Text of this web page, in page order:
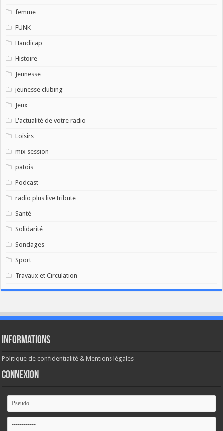
femme
FUNK
Handicap
Histoire
Jeunesse
jeunesse clubing
Jeux
L'actualité de votre radio
Loisirs
mix session
patois
Podcast
radio plus live tribute
Santé
Solidarité
Sondages
Sport
Travaux et Circulation
Informations
Politique de confidentialité & Mentions légales
Connexion